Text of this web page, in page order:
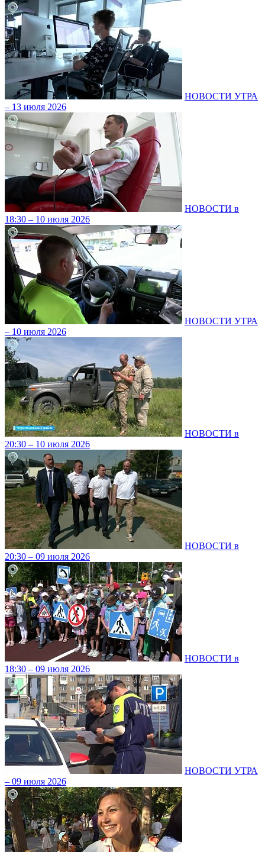
НОВОСТИ УТРА
– 13 июля 2026
НОВОСТИ в
18:30 – 10 июля 2026
НОВОСТИ УТРА
– 10 июля 2026
НОВОСТИ в
20:30 – 10 июля 2026
НОВОСТИ в
20:30 – 09 июля 2026
НОВОСТИ в
18:30 – 09 июля 2026
НОВОСТИ УТРА
– 09 июля 2026